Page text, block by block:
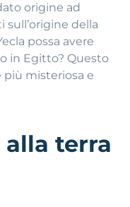
origine ad
della
possa avere
in Egitto? Questo
più misteriosa e
alla terra